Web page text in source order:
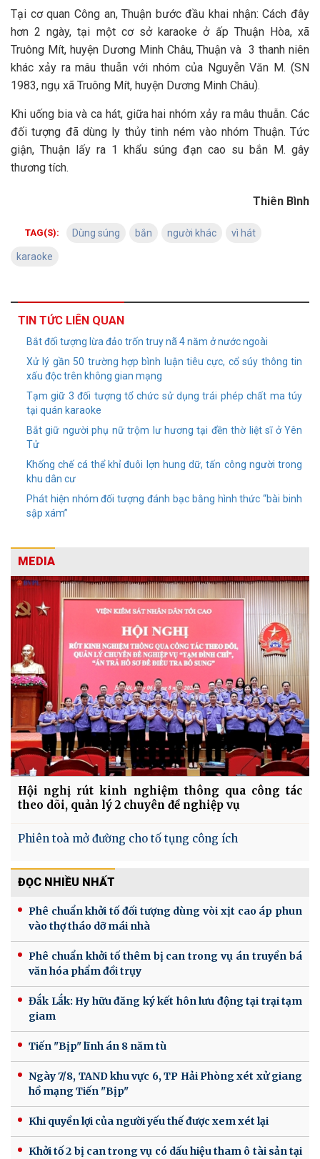
Tại cơ quan Công an, Thuận bước đầu khai nhận: Cách đây
hơn 2 ngày, tại một cơ sở karaoke ở ấp Thuận Hòa, xã
Truông Mít, huyện Dương Minh Châu, Thuận và 3 thanh niên
khác xảy ra mâu thuẫn với nhóm của Nguyễn Văn M. (SN
1983, ngụ xã Truông Mít, huyện Dương Minh Châu).
Khi uống bia và ca hát, giữa hai nhóm xảy ra mâu thuẫn. Các
đối tượng đã dùng ly thủy tinh ném vào nhóm Thuận. Tức
giận, Thuận lấy ra 1 khẩu súng đạn cao su bắn M. gây
thương tích.
Thiên Bình
TAG(S): Dùng súng bắn người khác vì hát
karaoke
TIN TỨC LIÊN QUAN
Bắt đối tượng lừa đảo trốn truy nã 4 năm ở nước ngoài
Xử lý gần 50 trường hợp bình luận tiêu cực, cổ súy thông tin
xấu độc trên không gian mạng
Tạm giữ 3 đối tượng tổ chức sử dụng trái phép chất ma túy
tại quán karaoke
Bắt giữ người phụ nữ trộm lư hương tại đền thờ liệt sĩ ở Yên
Tử
Khống chế cá thể khỉ đuôi lợn hung dữ, tấn công người trong
khu dân cư
Phát hiện nhóm đối tượng đánh bạc bằng hình thức “bài binh
sập xám”
MEDIA
Hội nghị rút kinh nghiệm thông qua công tác
theo dõi, quản lý 2 chuyên đề nghiệp vụ
Phiên toà mở đường cho tố tụng công ích
ĐỌC NHIỀU NHẤT
Phê chuẩn khởi tố đối tượng dùng vòi xịt cao áp phun
vào thợ tháo dỡ mái nhà
Phê chuẩn khởi tố thêm bị can trong vụ án truyền bá
văn hóa phẩm đồi trụy
Đắk Lắk: Hy hữu đăng ký kết hôn lưu động tại trại tạm
giam
Tiến "Bịp" lĩnh án 8 năm tù
Ngày 7/8, TAND khu vực 6, TP Hải Phòng xét xử giang
hồ mạng Tiến "Bịp"
Khi quyền lợi của người yếu thế được xem xét lại
Khởi tố 2 bị can trong vụ có dấu hiệu tham ô tài sản tại